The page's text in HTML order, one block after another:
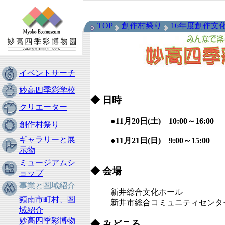
イベントサーチ
妙高四季彩学校
クリエーター
創作村祭り
ギャラリーと展
示物
ミュージアムシ
ョップ
事業と圏域紹介
頸南市町村、圏
域紹介
妙高四季彩博物
TOP 創作村祭り 16年度創作文
◆ 日時
●11月20日(土) 10:00～16:00
●11月21日(日) 9:00～15:00
◆ 会場
新井総合文化ホール
新井市総合コミュニティセンタ